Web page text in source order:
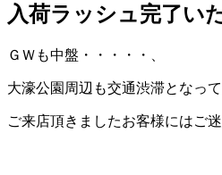
入荷ラッシュ完了い
ＧＷも中盤・・・・・、
大濠公園周辺も交通渋滞となって
ご来店頂きましたお客様にはご